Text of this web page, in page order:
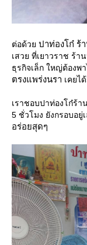
ต่อด้ว ปาท่องโก๋ ร้
เสวย ที่เยาวราช ร้
ธุรกิจเล็ก ใหญ่ต้องพ
ตรงแพร่งนรา เคยไ
เราชอบปาท่องโก๋ร้
5 ชั่วโมง ยังกรอบอ
อร่อยสุดๆ